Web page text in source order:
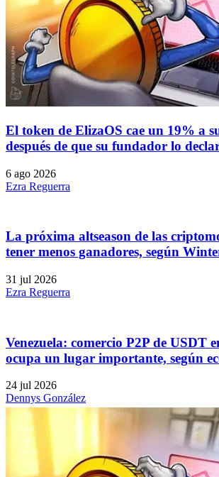
El token de ElizaOS cae un 19% a
después de que su fundador lo
6 ago 2026
Ezra Reguerra
La próxima altseason de las
tener menos ganadores, según
31 jul 2026
Ezra Reguerra
Venezuela: comercio P2P de USDT
ocupa un lugar importante, según
24 jul 2026
Dennys González